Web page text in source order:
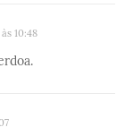
10:48